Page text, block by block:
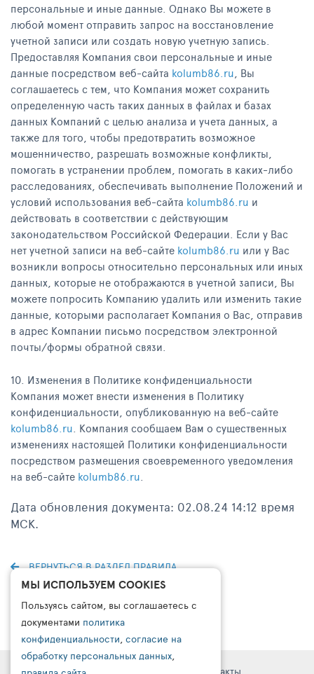
персональные и иные данные. Однако Вы можете в
любой момент отправить запрос на восстановление
учетной записи или создать новую учетную запись.
Предоставляя Компания свои персональные и иные
данные посредством веб-сайта kolumb86.ru , Вы
соглашаетесь с тем, что Компания может сохранить
определенную часть таких данных в файлах и базах
данных Компаний с целью анализа и учета данных, а
также для того, чтобы предотвратить возможное
мошенничество, разрешать возможные конфликты,
помогать в устранении проблем, помогать в каких-либо
расследованиях, обеспечивать выполнение Положений и
условий использования веб-сайта kolumb86.ru и
действовать в соответствии с действующим
законодательством Российской Федерации. Если у Вас
нет учетной записи на веб-сайте kolumb86.ru или у Вас
возникли вопросы относительно персональных или иных
данных, которые не отображаются в учетной записи, Вы
можете попросить Компанию удалить или изменить такие
данные, которыми располагает Компания о Вас, отправив
в адрес Компании письмо посредством электронной
почты/формы обратной связи.
10. Изменения в Политике конфиденциальности
Компания может внести изменения в Политику
конфиденциальности, опубликованную на веб-сайте
kolumb86.ru . Компания сообщаем Вам о существенных
изменениях настоящей Политики конфиденциальности
посредством размещения своевременного уведомления
на веб-сайте kolumb86.ru
Дата обновления документа: 02.08.24 14:12 время
МСК.
ВЕРНУТЬСЯ В РАЗДЕЛ ПРАВИЛА
Правовая информация Контакты
МЫ ИСПОЛЬЗУЕМ COOKIES
Пользуясь сайтом, вы соглашаетесь с
документами политика
конфиденциальности, согласие на
обработку персональных данных,